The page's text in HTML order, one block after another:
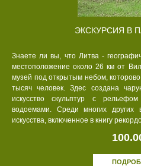
ЭКСКУРСИЯ В
Знаете ли вы, что Литва -
местоположение около 26 км от
музей под открытым небом,
тысяч человек. Здес создана
искусство скульптур с
водоемами. Среди многих других
искусства, включенное в книгу